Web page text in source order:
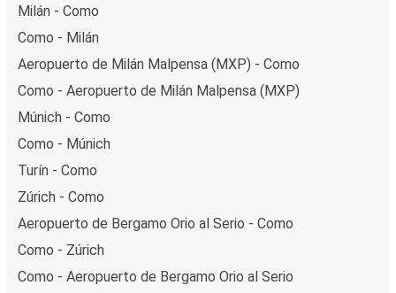
Milán - Como
Como - Milán
Aeropuerto de Milán Malpensa (MXP) - Como
Como - Aeropuerto de Milán Malpensa (MXP)
Múnich - Como
Como - Múnich
Turín - Como
Zúrich - Como
Aeropuerto de Bergamo Orio al Serio - Como
Como - Zúrich
Como - Aeropuerto de Bergamo Orio al Serio